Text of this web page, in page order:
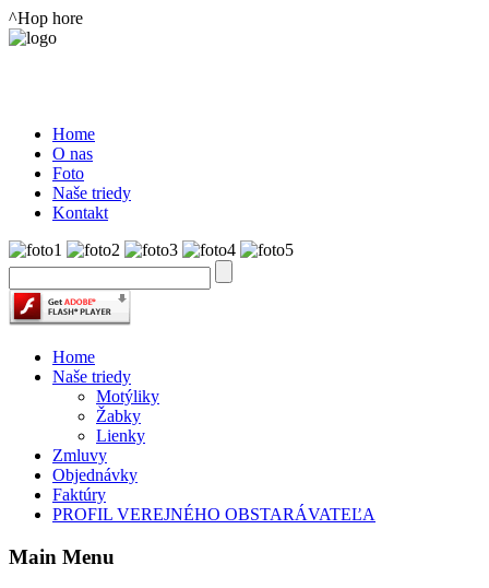
^Hop hore
Home
O nas
Foto
Naše triedy
Kontakt
Home
Naše triedy
Motýliky
Žabky
Lienky
Zmluvy
Objednávky
Faktúry
PROFIL VEREJNÉHO OBSTARÁVATEĽA
Main Menu